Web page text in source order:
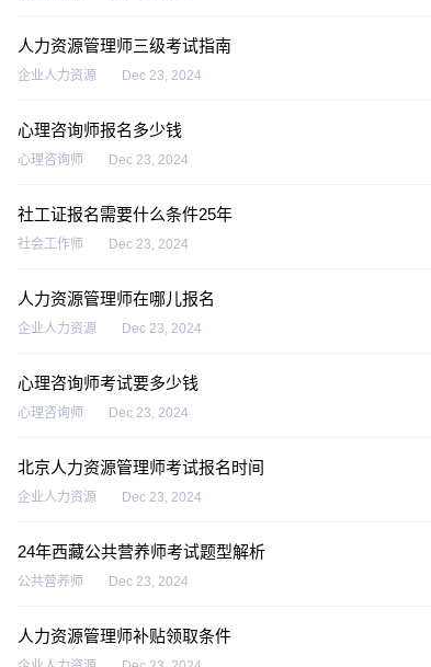
人力资源管理师三级考试指南
企业人力资源 Dec 23, 2024
心理咨询师报名多少钱
心理咨询师 Dec 23, 2024
社工证报名需要什么条件25年
社会工作师 Dec 23, 2024
人力资源管理师在哪儿报名
企业人力资源 Dec 23, 2024
心理咨询师考试要多少钱
心理咨询师 Dec 23, 2024
北京人力资源管理师考试报名时间
企业人力资源 Dec 23, 2024
24年西藏公共营养师考试题型解析
公共营养师 Dec 23, 2024
人力资源管理师补贴领取条件